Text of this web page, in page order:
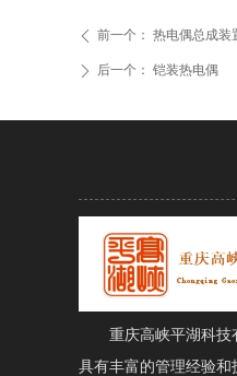
ꄴ 前一个： 热电偶总成装
ꄲ 后一个： 铠装热电偶
重庆高峡平湖科技有
具有丰富的管理经验